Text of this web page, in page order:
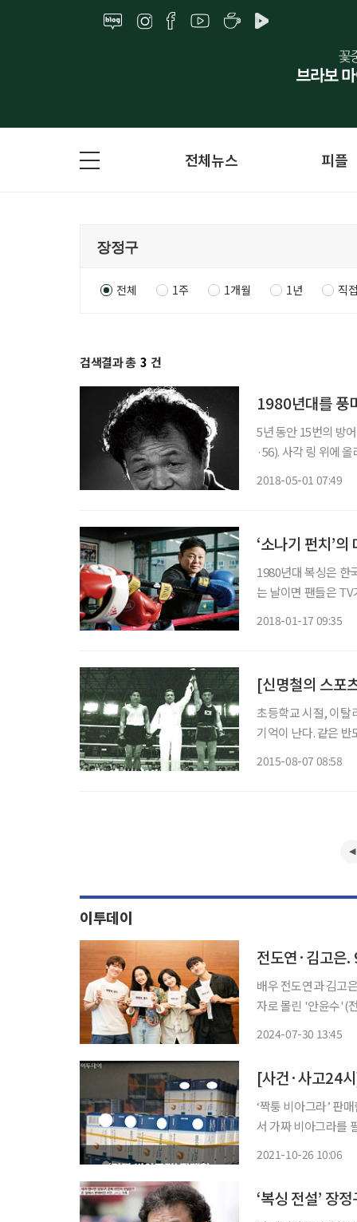
전체뉴스 피플
전체 1주 1개월 1년 직
검색결과 총 3 건
1980년대를 풍
5년 동안 15번의 방
·56). 사각 링 위에
2018-05-01 07:49
‘소나기 펀치’
1980년대 복싱은 한
는 날이면 팬들은
2018-01-17 09:35
[신명철의 스포
초등학교 시절, 이탈
기억이 난다. 같은
2015-08-07 08:58
이투데이
배우 전도연과 김고은이 '자백의 대
자로 몰린 '안윤수'(
2024-07-30 13:45
‘짝퉁 비아그라’ 판매한 불법 유통
서 가짜 비아그라를 팔
2021-10-26 10:06